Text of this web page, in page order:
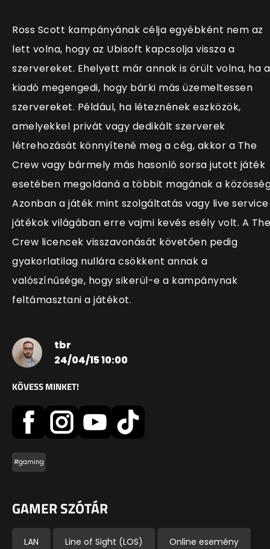
Ross Scott kampányának célja egyébként nem az
lett volna, hogy az Ubisoft kapcsolja vissza a
szervereket. Ehelyett már annak is örült volna, ha a
kiadó megengedi, hogy bárki más üzemeltessen
szervereket. Például, ha léteznének eszközök,
amelyekkel privát vagy dedikált szerverek
létrehozását könnyítené meg a cég, akkor a The
Crew vagy bármely más hasonló sorsa jutott játék
esetében megoldaná a többit magának a
Azonban a játék mint szolgáltatás vagy live service
játékok világában erre vajmi kevés esély volt. A The
Crew licencek visszavonását követően pedig
gyakorlatilag nullára csökkent annak a
valószínűsége, hogy sikerül-e a kampánynak
feltámasztani a játékot.
tbr
24/04/15 10:00
KÖVESS MINKET!
#gaming
GAMER SZÓTÁR
LAN Line of Sight (LOS) Online esemény